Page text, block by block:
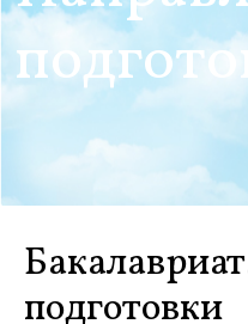
подготовки